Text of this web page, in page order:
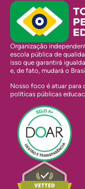
Organização
escola pública de
isso que garantirá
e, de fato, mudará o
Nosso foco é atuar para
políticas públicas